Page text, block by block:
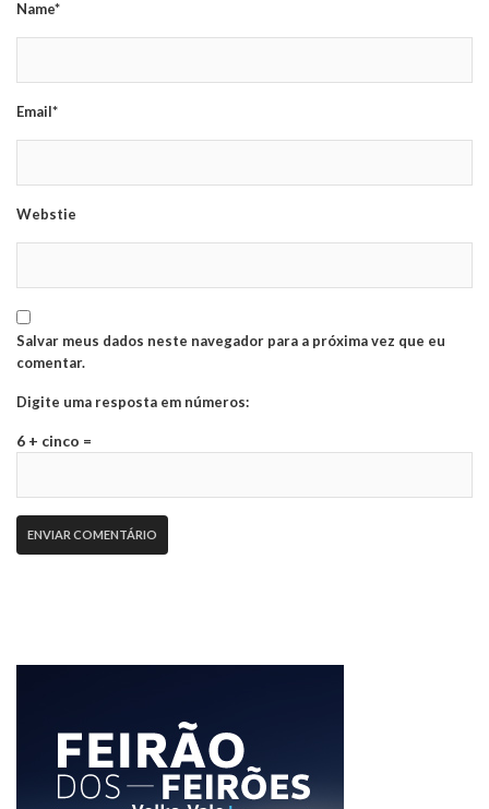
Name*
Email*
Webstie
Salvar meus dados neste navegador para a próxima vez que eu
comentar.
Digite uma resposta em números:
6 + cinco =